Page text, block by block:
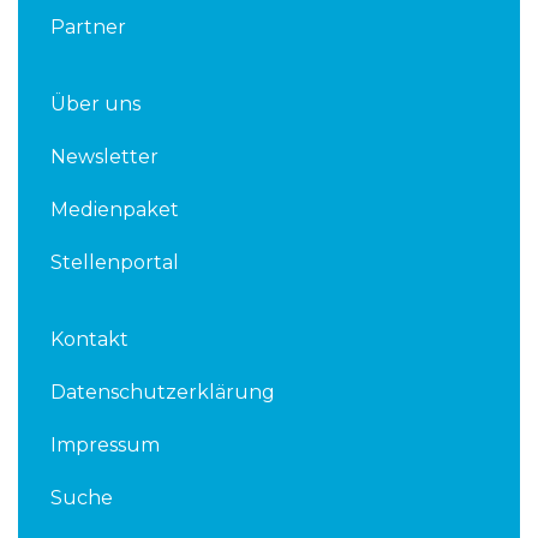
Partner
Über uns
Newsletter
Medienpaket
Stellenportal
Kontakt
Datenschutzerklärung
Impressum
Suche